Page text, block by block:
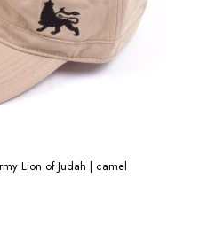
Lion of Judah | camel